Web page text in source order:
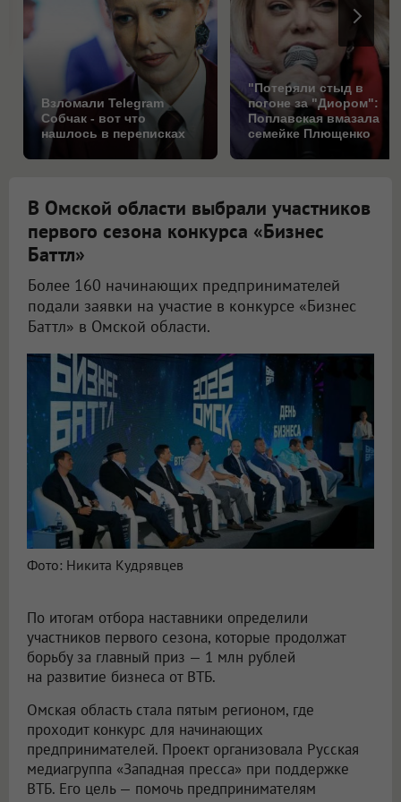
Взломали Telegram
Собчак - вот что
нашлось в переписках
"Потеряли стыд в
погоне за "Диором":
Поплавская вмазала
семейке Плющенко
В Омской области выбрали участников
первого сезона конкурса «Бизнес
Баттл»
Более 160 начинающих предпринимателей
подали заявки на участие в конкурсе «Бизнес
Баттл» в Омской области.
Фото: Никита Кудрявцев
По итогам отбора наставники определили
участников первого сезона, которые продолжат
борьбу за главный приз — 1 млн рублей
на развитие бизнеса от ВТБ.
Омская область стала пятым регионом, где
проходит конкурс для начинающих
предпринимателей. Проект организовала Русская
медиагруппа «Западная пресса» при поддержке
ВТБ. Его цель — помочь предпринимателям